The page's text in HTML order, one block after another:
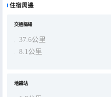
住宿周邊
交通樞紐
37.6公里
8.1公里
地鐵站